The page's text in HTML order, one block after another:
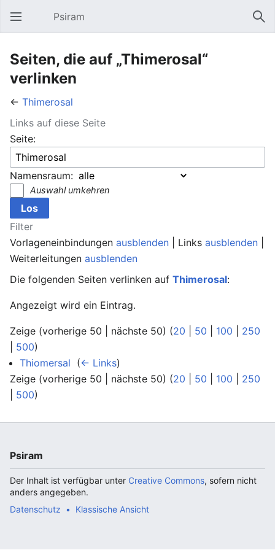
Hauptmenü öffnen Psiram
Seiten, die auf „Thimerosal“
verlinken
← Thimerosal
Links auf diese Seite
Seite:
Namensraum:
Auswahl umkehren
Filter
Vorlageneinbindungen ausblenden | Links ausblenden
Weiterleitungen ausblenden
Die folgenden Seiten verlinken auf Thimerosal:
Angezeigt wird ein Eintrag.
Zeige (vorherige 50 | nächste 50) (20 50 100
250
500)
Thiomersal (← Links)
Zeige (vorherige 50 | nächste 50) (20 50 100
250
500)
Psiram
Der Inhalt ist verfügbar unter Creative Commons, sofern nicht
anders angegeben.
Datenschutz
Klassische Ansicht